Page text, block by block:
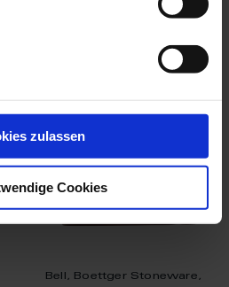
zulassen
Cookies
Bell, Boettger Stoneware,